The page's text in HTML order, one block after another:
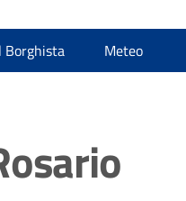
Borghista Meteo